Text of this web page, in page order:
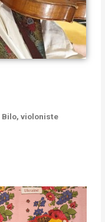
Bilo, violoniste